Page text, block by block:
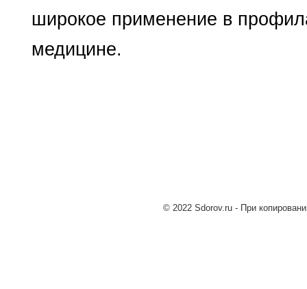
широкое применение в
медицине.
© 2022 Sdorov.ru - При